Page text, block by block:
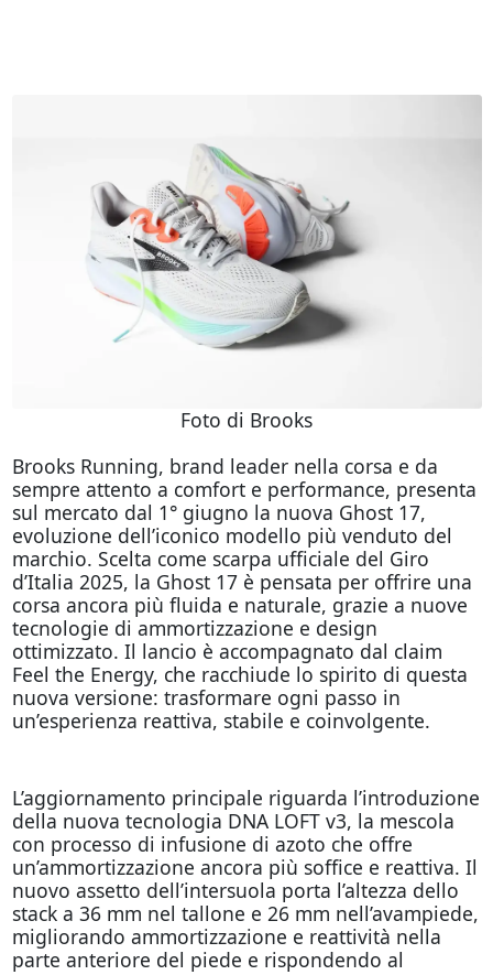
Foto di Brooks
Brooks Running, brand leader nella corsa e da
sempre attento a comfort e performance, presenta
sul mercato dal 1° giugno la nuova Ghost 17,
evoluzione dell’iconico modello più venduto del
marchio. Scelta come scarpa ufficiale del Giro
d’Italia 2025, la Ghost 17 è pensata per offrire una
corsa ancora più fluida e naturale, grazie a nuove
tecnologie di ammortizzazione e design
ottimizzato. Il lancio è accompagnato dal claim
Feel the Energy, che racchiude lo spirito di questa
nuova versione: trasformare ogni passo in
un’esperienza reattiva, stabile e coinvolgente.
L’aggiornamento principale riguarda l’introduzione
della nuova tecnologia DNA LOFT v3, la mescola
con processo di infusione di azoto che offre
un’ammortizzazione ancora più soffice e reattiva. Il
nuovo assetto dell’intersuola porta l’altezza dello
stack a 36 mm nel tallone e 26 mm nell’avampiede,
migliorando ammortizzazione e reattività nella
parte anteriore del piede e rispondendo al